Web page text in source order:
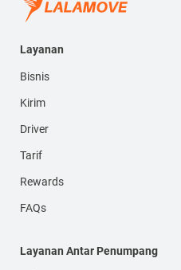
Layanan
Bisnis
Kirim
Driver
Tarif
Rewards
FAQs
Layanan Antar Penumpang